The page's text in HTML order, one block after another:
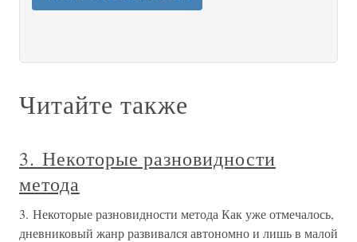
Читайте также
3. Некоторые разновидности
метода
3. Некоторые разновидности метода Как уже отмечалось,
дневниковый жанр развивался автономно и лишь в малой